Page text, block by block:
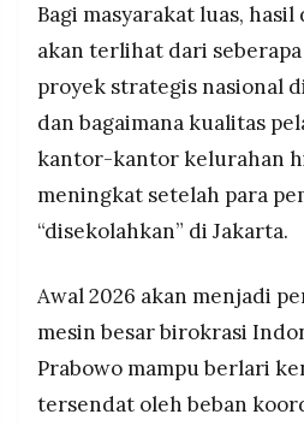
Bagi masyarakat luas,
akan terlihat dari
proyek strategis nasional
dan bagaimana kualitas
kantor-kantor kelurahan
meningkat setelah para
“disekolahkan” di Jakarta.
Awal 2026 akan menjadi
mesin besar birokrasi
Prabowo mampu berlari
tersendat oleh beban